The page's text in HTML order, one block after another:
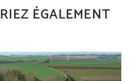
ÉGALEMENT